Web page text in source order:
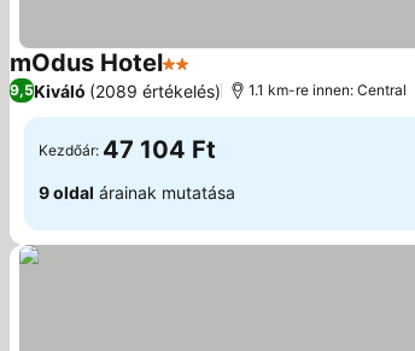
mOdus Hotel2 Kategória
9,5Kiváló (2089 értékelés) 1.1 km-re innen: Central
Kezdőár: 47 104 Ft
9 oldal árainak mutatása